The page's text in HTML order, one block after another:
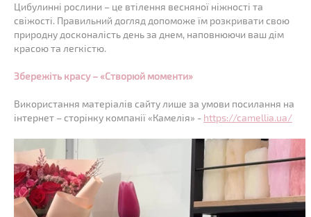
Цибулинні рослини – це втілення весняної ніжності та
свіжості. Правильний догляд допоможе їм розкривати свою
природну досконалість день за днем, наповнюючи ваш дім
красою та легкістю.
Збережіть красу – «Створюй моменти»
Використання матеріалів сайту лише за умови посилання на
інтернет – сторінку компанії «Камелія» - https://camellia.ua/